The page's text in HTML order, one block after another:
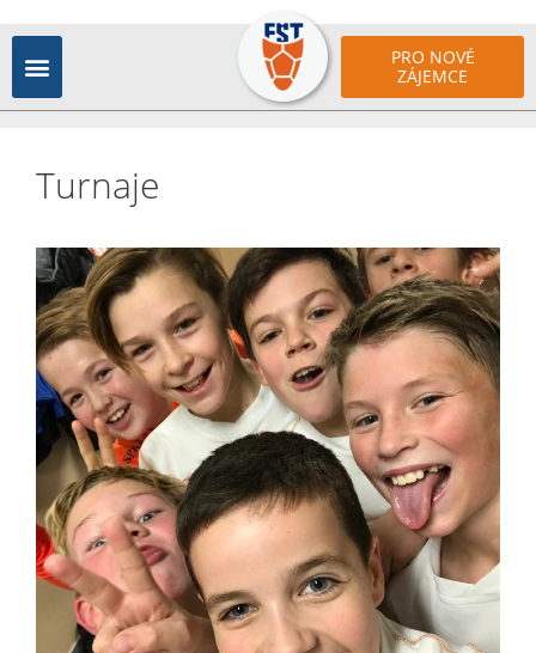
PRO NOVÉ
ZÁJEMCE
Turnaje